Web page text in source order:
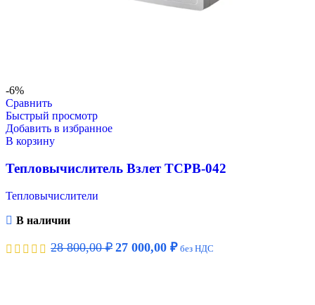
-6%
Сравнить
Быстрый просмотр
Добавить в избранное
В корзину
Тепловычислитель Взлет ТСРВ-042
Тепловычислители
В наличии
28 800,00₽ 27 000,00 ₽ без НДС